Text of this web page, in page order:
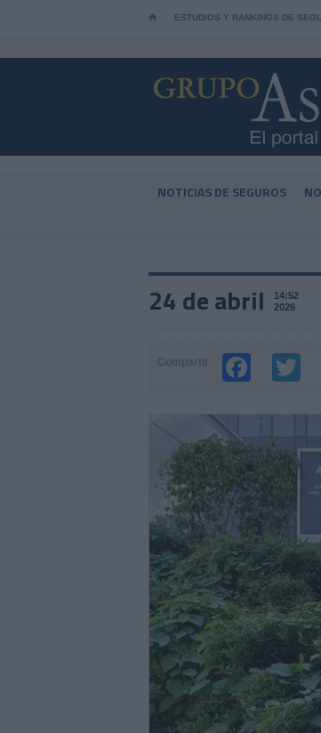
⌂ ESTUDIOS Y RANKINGS DE
NOTICIAS DE SEGUROS
24 de abril
14:52
2026